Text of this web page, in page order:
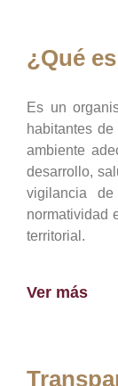
¿Qué
Es un
habitantes
ambiente
desarrollo,
vigilancia
normatividad
territorial.
Ver más